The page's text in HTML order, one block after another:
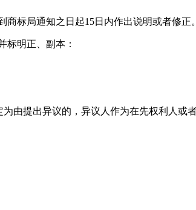
标局通知之日起15日内作出说明或者修正。
明正、副本：
由提出异议的，异议人作为在先权利人或